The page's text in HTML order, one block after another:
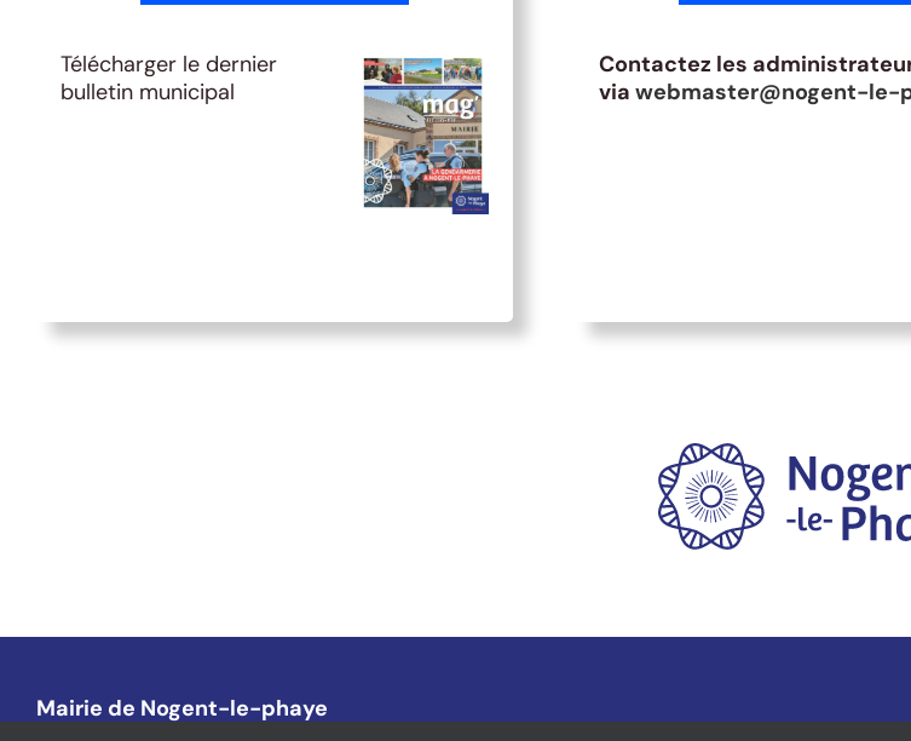
Télécharger le dernier
bulletin municipal
Contactez les
viawebmaster@nogent-le-
Mairie de Nogent-le-phaye